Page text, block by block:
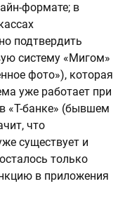
формате; в
подтвердить
систему «Мигом»
фото»), которая
уже работает при
«Т-банке» (бывшем
что
существует и
только
в приложения